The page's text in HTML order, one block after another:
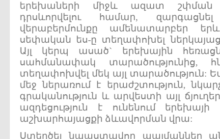
երեխաների միջև ազատ շփման
դրսևորվելու համար,
վերաբերմունքը ամենատարբեր
սեփական ես-ը տեղափոխել
Այլ կերպ ասած` երեխային
սահմանափակ տարածությունից,
տեղափոխվել մեկ այլ տարածություն:
մեջ ներառում է երաժշտություն,
գրականություն և արվեստի այլ
ազդեցություն է ունենում
աշխարհայացքի ձևավորման վրա:
Ստեղծել նպաստավոր պայմաններ